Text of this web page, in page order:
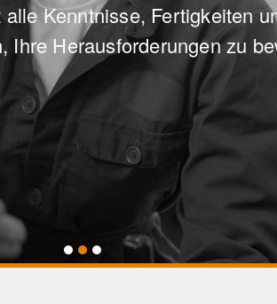
Kenntnisse, Fertigkeiten
Ihre Herausforderungen zu